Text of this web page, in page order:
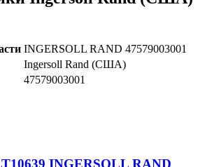
INGERSOLL RAND 47579003001
Ingersoll Rand (США)
47579003001
INGERSOLL RAND